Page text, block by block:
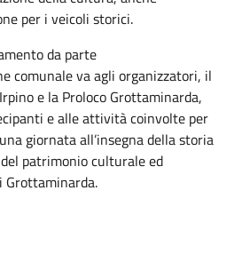
per i veicoli storici.
da parte
comunale va agli organizzatori, il
e la Proloco Grottaminarda,
e alle attività coinvolte per
giornata all’insegna della storia
patrimonio culturale ed
Grottaminarda.